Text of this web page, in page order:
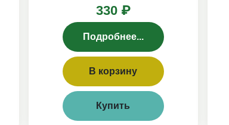
330 ₽
Подробнее...
В корзину
Купить